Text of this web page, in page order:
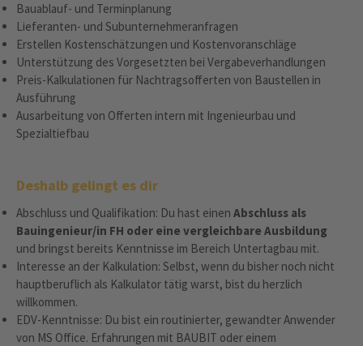
Bauablauf- und Terminplanung
Lieferanten- und Subunternehmeranfragen
Erstellen Kostenschätzungen und Kostenvoranschläge
Unterstützung des Vorgesetzten bei Vergabeverhandlungen
Preis-Kalkulationen für Nachtragsofferten von Baustellen in
Ausführung
Ausarbeitung von Offerten intern mit Ingenieurbau und
Spezialtiefbau
Deshalb gelingt es dir
Abschluss und Qualifikation: Du hast einen Abschluss als
Bauingenieur/in FH oder eine vergleichbare Ausbildung
und bringst bereits Kenntnisse im Bereich Untertagbau mit.
Interesse an der Kalkulation: Selbst, wenn du bisher noch nicht
hauptberuflich als Kalkulator tätig warst, bist du herzlich
willkommen.
EDV-Kenntnisse: Du bist ein routinierter, gewandter Anwender
von MS Office. Erfahrungen mit BAUBIT oder einem